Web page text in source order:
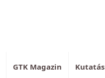
GTK Magazin Kutatás